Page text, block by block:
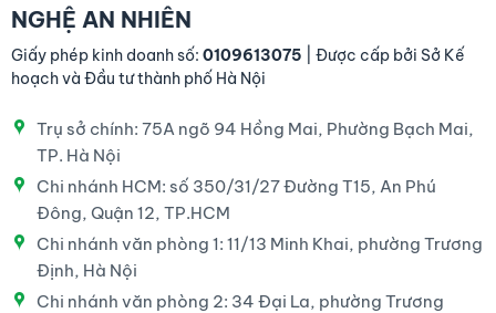
NGHỆ AN NHIÊN
Giấy phép kinh doanh số: 0109613075 | Được cấp bởi Sở Kế
hoạch và Đầu tư thành phố Hà Nội
Trụ sở chính: 75A ngõ 94 Hồng Mai, Phường Bạch Mai,
TP. Hà Nội
Chi nhánh HCM: số 350/31/27 Đường T15, An Phú
Đông, Quận 12, TP.HCM
Chi nhánh văn phòng 1: 11/13 Minh Khai, phường Trương
Định, Hà Nội
Chi nhánh văn phòng 2: 34 Đại La, phường Trương